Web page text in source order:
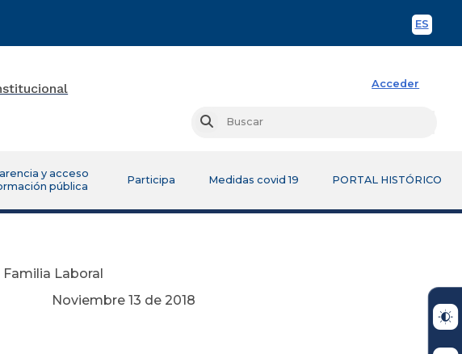
ES
Acceder
Buscar
y acceso
pública
Participa Medidas covid 19 PORTAL HISTÓRICO
Familia Laboral
de 2018